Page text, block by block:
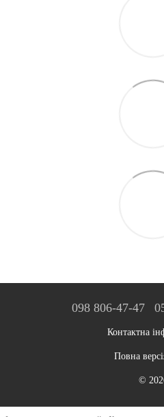
098 806-47-47
Контактна
Повна
©